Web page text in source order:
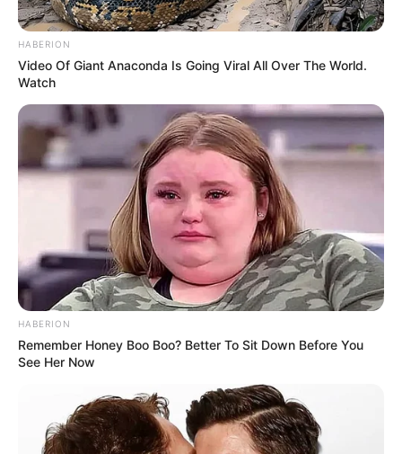
HABERION
Video Of Giant Anaconda Is Going Viral All Over The World.
Watch
HABERION
Remember Honey Boo Boo? Better To Sit Down Before You
See Her Now